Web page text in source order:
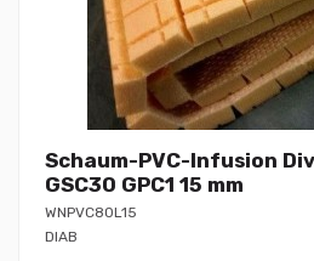
Schaum-PVC-Infusion
GSC30 GPC1 15 mm
WNPVC80L15
DIAB